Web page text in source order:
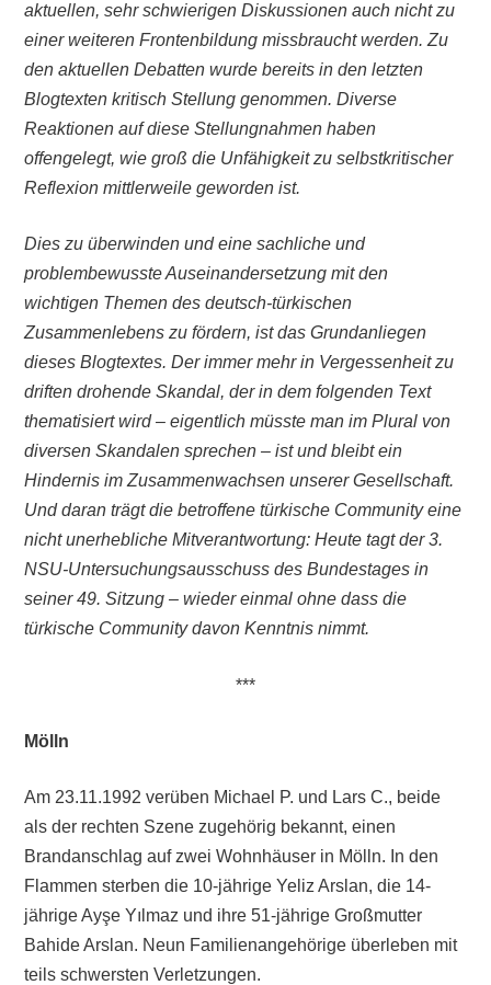
aktuellen, sehr schwierigen Diskussionen auch nicht zu
einer weiteren Frontenbildung missbraucht werden. Zu
den aktuellen Debatten wurde bereits in den letzten
Blogtexten kritisch Stellung genommen. Diverse
Reaktionen auf diese Stellungnahmen haben
offengelegt, wie groß die Unfähigkeit zu selbstkritischer
Reflexion mittlerweile geworden ist.
Dies zu überwinden und eine sachliche und
problembewusste Auseinandersetzung mit den
wichtigen Themen des deutsch-türkischen
Zusammenlebens zu fördern, ist das Grundanliegen
dieses Blogtextes. Der immer mehr in Vergessenheit zu
driften drohende Skandal, der in dem folgenden Text
thematisiert wird – eigentlich müsste man im Plural von
diversen Skandalen sprechen – ist und bleibt ein
Hindernis im Zusammenwachsen unserer Gesellschaft.
Und daran trägt die betroffene türkische Community eine
nicht unerhebliche Mitverantwortung: Heute tagt der 3.
NSU-Untersuchungsausschuss des Bundestages in
seiner 49. Sitzung – wieder einmal ohne dass die
türkische Community davon Kenntnis nimmt.
***
Mölln
Am 23.11.1992 verüben Michael P. und Lars C., beide
als der rechten Szene zugehörig bekannt, einen
Brandanschlag auf zwei Wohnhäuser in Mölln. In den
Flammen sterben die 10-jährige Yeliz Arslan, die 14-
jährige Ayşe Yılmaz und ihre 51-jährige Großmutter
Bahide Arslan. Neun Familienangehörige überleben mit
teils schwersten Verletzungen.